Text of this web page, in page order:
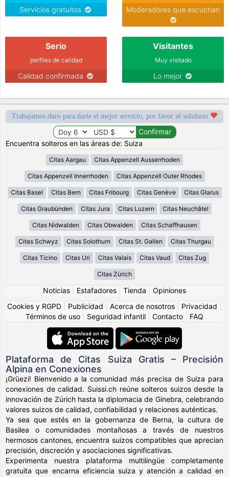
Servicios gratuitos Moderadores que escuchan
Serio
perfiles de calidad
Calidad confirmada
Visitantes
Muy visitado
Lo mejor
Trabajamos duro para darte el mejor servicio, por favor sé solidario
Encuentra solteros en las áreas de: Suiza
Citas Aargau Citas Appenzell Ausserrhoden
Citas Appenzell Innerrhoden Citas Appenzell Outer Rhodes
Citas Basel Citas Bern Citas Fribourg Citas Genève Citas Glarus
Citas Graubünden Citas Jura Citas Luzern Citas Neuchâtel
Citas Nidwalden Citas Obwalden Citas Schaffhausen
Citas Schwyz Citas Solothurn Citas St. Gallen Citas Thurgau
Citas Ticino Citas Uri Citas Valais Citas Vaud Citas Zug
Citas Zürich
Noticias Estafadores Tienda
Opiniones
Cookies y RGPD
Publicidad Acerca de nosotros Privacidad
Términos de uso
Seguridad infantil Contacto FAQ
Plataforma de Citas Suiza Gratis – Precisión
Alpina en Conexiones
¡Grüezi! Bienvenido a la comunidad más precisa de Suiza para
conexiones de calidad. Suissi.ch reúne solteros suizos desde la
innovación de Zúrich hasta la diplomacia de Ginebra, celebrando
valores suizos de calidad, confiabilidad y relaciones auténticas.
Ya sea que estés en la gobernanza de Berna, la cultura de
Basilea o comunidades montañosas a través de nuestros
hermosos cantones, encuentra suizos compatibles que aprecian
precisión, discreción y asociaciones significativas.
Experimenta nuestra plataforma multilingüe completamente
gratuita que encarna eficiencia suiza y atención a calidad en